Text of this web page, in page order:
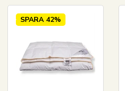
SPARA 42%